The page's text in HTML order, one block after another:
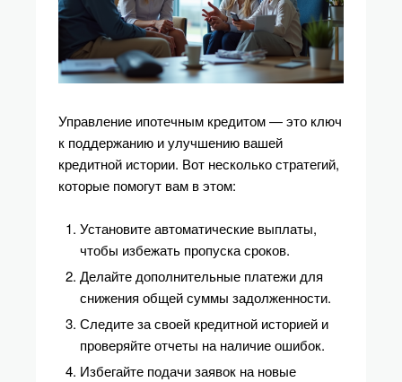
Управление ипотечным кредитом — это ключ
к поддержанию и улучшению вашей
кредитной истории. Вот несколько стратегий,
которые помогут вам в этом:
Установите автоматические выплаты,
чтобы избежать пропуска сроков.
Делайте дополнительные платежи для
снижения общей суммы задолженности.
Следите за своей кредитной историей и
проверяйте отчеты на наличие ошибок.
Избегайте подачи заявок на новые